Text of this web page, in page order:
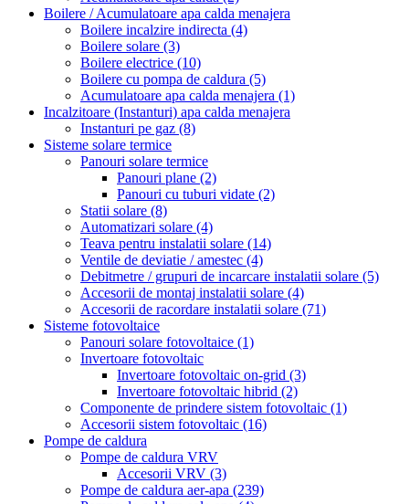
Boilere / Acumulatoare apa calda menajera
Boilere incalzire indirecta (4)
Boilere solare (3)
Boilere electrice (10)
Boilere cu pompa de caldura (5)
Acumulatoare apa calda menajera (1)
Incalzitoare (Instanturi) apa calda menajera
Instanturi pe gaz (8)
Sisteme solare termice
Panouri solare termice
Panouri plane (2)
Panouri cu tuburi vidate (2)
Statii solare (8)
Automatizari solare (4)
Teava pentru instalatii solare (14)
Ventile de deviatie / amestec (4)
Debitmetre / grupuri de incarcare instalatii solare (5)
Accesorii de montaj instalatii solare (4)
Accesorii de racordare instalatii solare (71)
Sisteme fotovoltaice
Panouri solare fotovoltaice (1)
Invertoare fotovoltaic
Invertoare fotovoltaic on-grid (3)
Invertoare fotovoltaic hibrid (2)
Componente de prindere sistem fotovoltaic (1)
Accesorii sistem fotovoltaic (16)
Pompe de caldura
Pompe de caldura VRV
Accesorii VRV (3)
Pompe de caldura aer-apa (239)